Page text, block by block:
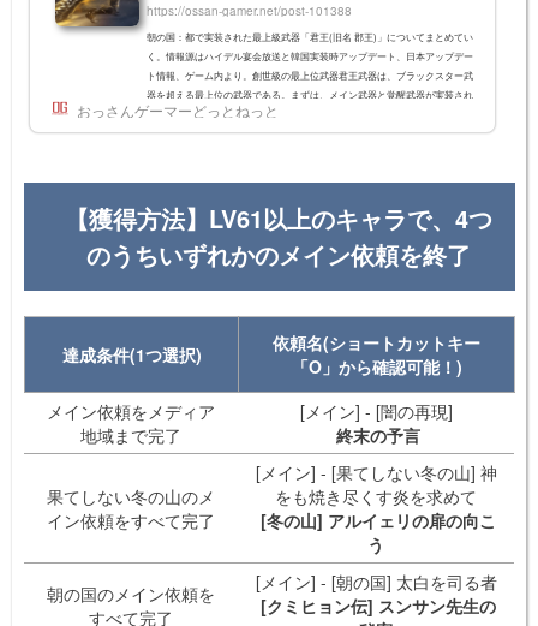
https://ossan-gamer.net/post-101388
朝の国：都で実装された最上級武器「君王(旧名 郡王)」についてまとめてい
く。情報源はハイデル宴会放送と韓国実装時アップデート、日本アップデー
ト情報、ゲーム内より。創世級の最上位武器君王武器は、ブラックスター武
器を超える最上位の武器である。まずは、メイン武器と覚醒武器が実装され
るとのこと。大型アップデート「朝の国：都」で実装される。「朝の国：
都」に登場する「黒鳳凰」をモチーフにデザインされている。 こいつが黒
おっさんゲーマーどっとねっと
【獲得方法】LV61以上のキャラで、4つ
のうちいずれかのメイン依頼を終了
達成条件(1つ選択)
依頼名(ショートカットキー
「O」から確認可能！)
メイン依頼をメディア
地域まで完了
[メイン] - [闇の再現]
終末の予言
果てしない冬の山のメ
イン依頼をすべて完了
[メイン] - [果てしない冬の山] 神
をも焼き尽くす炎を求めて
[冬の山] アルイェリの扉の向こ
う
朝の国のメイン依頼を
すべて完了
[メイン] - [朝の国] 太白を司る者
[クミヒョン伝] スンサン先生の